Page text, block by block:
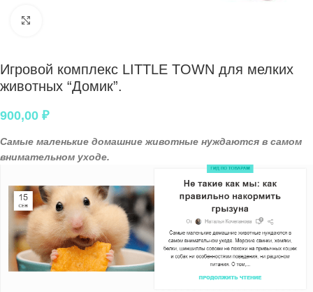
Игровой комплекс LITTLE TOWN для мелких
животных “Домик”.
900,00 ₽
Самые маленькие домашние животные нуждаются в самом
внимательном уходе.